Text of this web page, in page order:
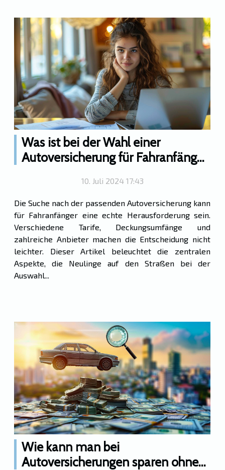
Was ist bei der Wahl einer
Autoversicherung für Fahranfänger
10. Juli 2024 17:43
Die Suche nach der passenden Autoversicherung kann
für Fahranfänger eine echte Herausforderung sein.
Verschiedene Tarife, Deckungsumfänge und
zahlreiche Anbieter machen die Entscheidung nicht
leichter. Dieser Artikel beleuchtet die zentralen
Aspekte, die Neulinge auf den Straßen bei der
Auswahl...
Wie kann man bei
Autoversicherungen sparen ohne